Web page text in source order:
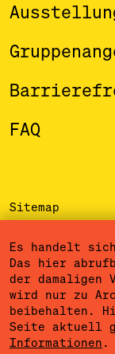
FAQ
Sitemap
Es handelt
Das hier
der damaligen
wird nur zu
beibehalten.
Seite aktuell
Informationen .